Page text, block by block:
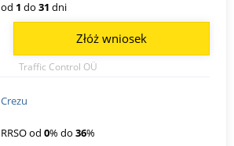
od 1 do 31 dni
Traffic Control OÜ
Złóż wniosek
Crezu
RRSO od 0% do 36%